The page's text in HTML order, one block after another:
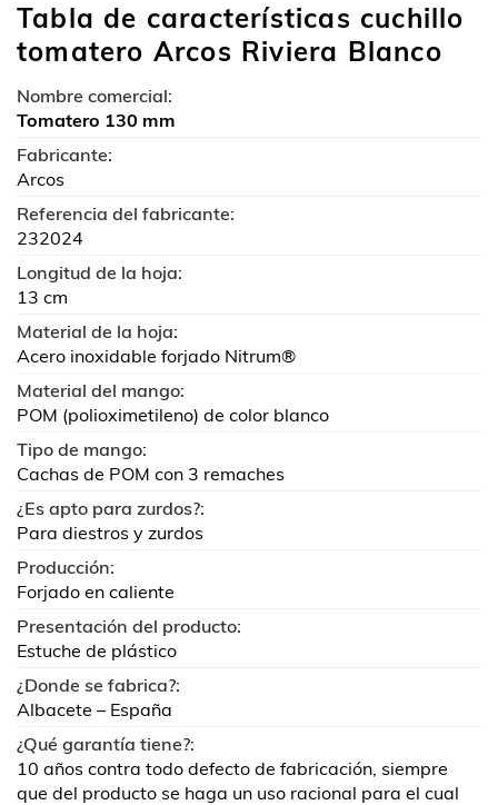
Tabla de características cuchillo
tomatero Arcos Riviera Blanco
Nombre comercial:
Tomatero 130 mm
Fabricante:
Arcos
Referencia del fabricante:
232024
Longitud de la hoja:
13 cm
Material de la hoja:
Acero inoxidable forjado Nitrum®
Material del mango:
POM (polioximetileno) de color blanco
Tipo de mango:
Cachas de POM con 3 remaches
¿Es apto para zurdos?:
Para diestros y zurdos
Producción:
Forjado en caliente
Presentación del producto:
Estuche de plástico
¿Donde se fabrica?:
Albacete – España
¿Qué garantía tiene?:
10 años contra todo defecto de fabricación, siempre
que del producto se haga un uso racional para el cual